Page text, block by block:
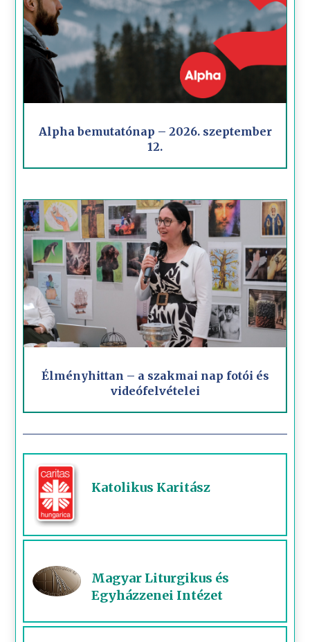
Alpha bemutatónap – 2026. szeptember
12.
Élményhittan – a szakmai nap fotói és
videófelvételei
Katolikus Karitász
Magyar Liturgikus és
Egyházzenei Intézet